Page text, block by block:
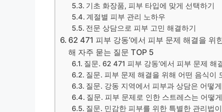
기초 화장품, 피부 타입에 맞게 선택하기
계절별 피부 관리 노하우
전문 상담으로 피부 고민 해결하기
62 471 피부 강동’에서 피부 문제 해결을
해 자주 묻는 질문 TOP 5
질문. 62 471 피부 강동’에서 피부 문제
질문. 피부 문제 해결을 위해 어떤 음식이
질문. 강동 지역에서 피부과 상담은 어떻
질문. 피부 문제로 인한 스트레스는 어떻
질문. 민감한 피부를 위한 특별한 관리법